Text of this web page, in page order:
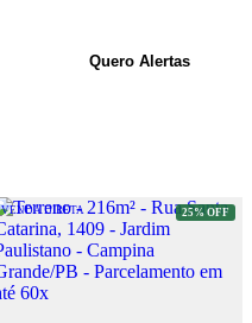
Quero Alertas
VENDA DIRETA 25% OFF